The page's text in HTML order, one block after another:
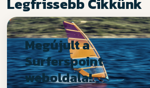
Megújult a
Surferspoint
weboldala!